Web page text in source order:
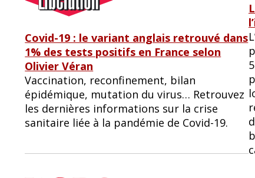
Covid-19 : le variant anglais retrouvé dans
1% des tests positifs en France selon
Olivier Véran
Vaccination, reconfinement, bilan
épidémique, mutation du virus… Retrouvez
les dernières informations sur la crise
sanitaire liée à la pandémie de Covid-19.